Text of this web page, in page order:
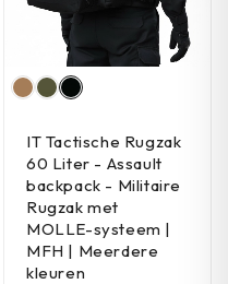
IT Tactische Rugzak
60 Liter - Assault
backpack - Militaire
Rugzak met
MOLLE-systeem |
MFH | Meerdere
kleuren